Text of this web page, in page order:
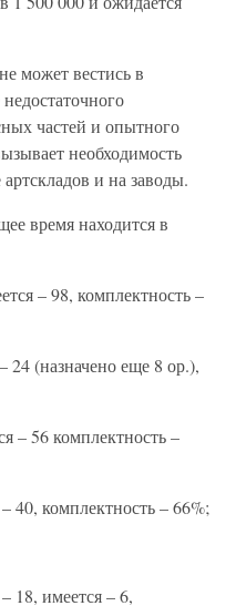
может вестись в
частей и опытного
необходимость
и на заводы.
время находится в
– 98, комплектность –
24 (назначено еще 8 ор.),
– 56 комплектность –
40, комплектность – 66%;
18, имеется – 6,